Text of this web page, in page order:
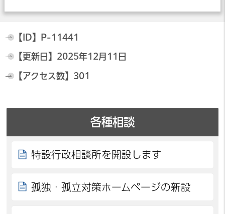
【ID】 P-11441
【更新日】 2025年12月11日
【アクセス数】 301
各種相談
特設行政相談所を開設します
孤独・孤立対策ホームページの新設